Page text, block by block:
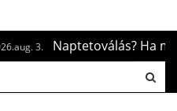
Naptetoválás? Ha már